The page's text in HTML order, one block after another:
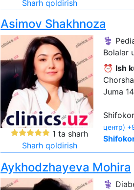
Sharh qoldirish
Asimov Shakhnoza
1 ta sharh
Sharh qoldirish
⚕️
Bolalar
⏰ Ish
Juma
центр)
Aykhodzhayeva Mohira
⚕️